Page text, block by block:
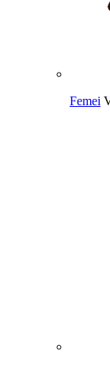
Femei